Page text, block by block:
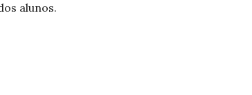
alunos.